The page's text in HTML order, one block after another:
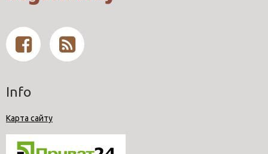
Info
Карта сайту